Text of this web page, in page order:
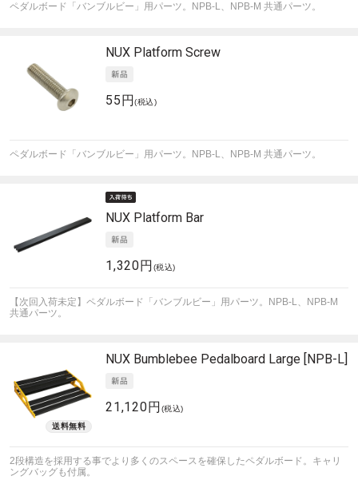
ペダルボード「バンブルビー」用パーツ。NPB-L、NPB-M 共通パーツ。
NUX Platform Screw
55円(税込)
ペダルボード「バンブルビー」用パーツ。NPB-L、NPB-M 共通パーツ。
NUX Platform Bar
1,320円 (税込)
【次回入荷未定】ペダルボード「バンブルビー」用パーツ。NPB-L、NPB-M
共通パーツ。
NUX Bumblebee Pedalboard Large [NPB-L]
21,120円 (税込)
2段構造を採用する事でより多くのスペースを確保したペダルボード。キャリ
ングバッグも付属。